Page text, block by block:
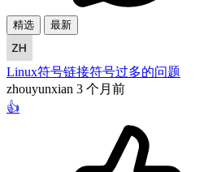
精选 最新
Linux符号链接符号过多的问题
zhouyunxian 3 个月前
👍